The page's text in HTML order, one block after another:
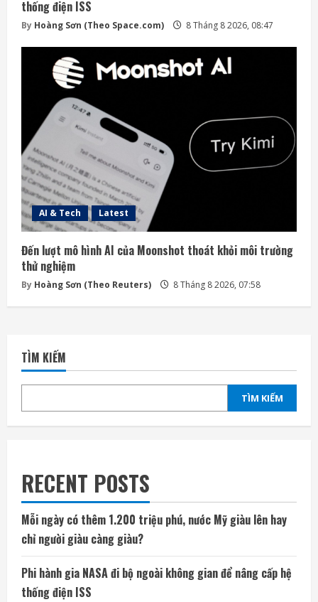
thống điện ISS
By Hoàng Sơn (Theo Space.com) 8 Tháng 8 2026, 08:47
AI & Tech Latest
Đến lượt mô hình AI của Moonshot thoát khỏi môi trường
thử nghiệm
By Hoàng Sơn (Theo Reuters) 8 Tháng 8 2026, 07:58
TÌM KIẾM
TÌM KIẾM
RECENT POSTS
Mỗi ngày có thêm 1.200 triệu phú, nước Mỹ giàu lên hay
chỉ người giàu càng giàu?
Phi hành gia NASA đi bộ ngoài không gian để nâng cấp hệ
thống điện ISS